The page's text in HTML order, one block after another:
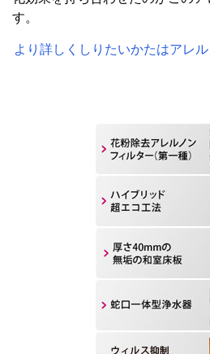
す。
より詳しくしりたいかたはアレ